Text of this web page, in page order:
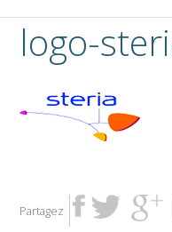
logo-
Partagez